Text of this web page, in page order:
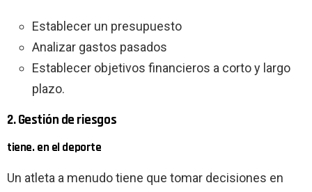
Establecer un presupuesto
Analizar gastos pasados
Establecer objetivos financieros a corto y largo
plazo.
2. Gestión de riesgos
tiene. en el deporte
Un atleta a menudo tiene que tomar decisiones en